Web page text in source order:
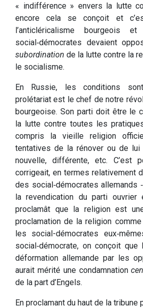
« indifférence » envers la lutte
encore cela se conçoit et
l’anticléricalisme bourgeois
social‑démocrates devaient
subordination de la lutte contre la
le socialisme.
En Russie, les conditions
prolétariat est le chef de notre
bourgeoise. Son parti doit être le
la lutte contre toutes les
compris la vieille religion
tentatives de la rénover ou de lui
nouvelle, différente, etc. C’est
corrigeait, en termes relativement
des social‑démocrates allemands
la revendication du parti ouvrier
proclamât que la religion est
proclamation de la religion
les social-démocrates
social‑démocrate, on conçoit
déformation allemande par les
aurait mérité une condamnation
de la part d’Engels.
En proclamant du haut de la tribune